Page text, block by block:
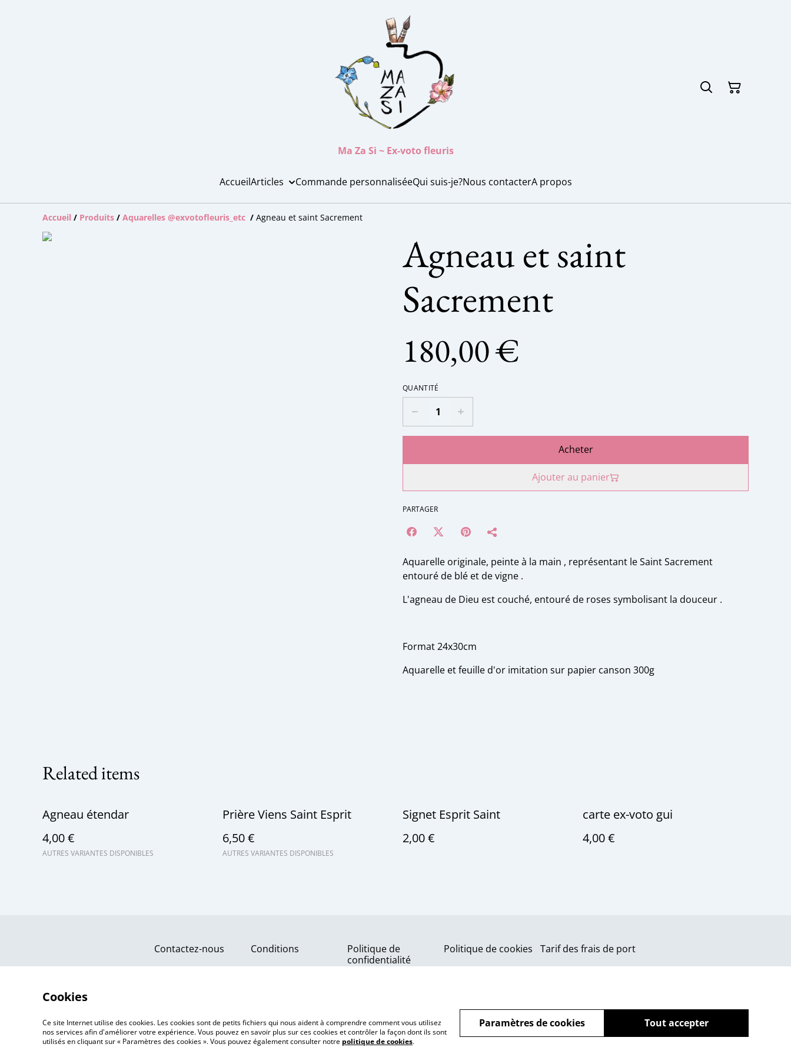
Ma Za Si ~ Ex-voto fleuris
AccueilArticles Commande personnaliséeQui suis-je?Nous contacterA propos
Accueil / Produits / Aquarelles @exvotofleuris_etc / Agneau et saint Sacrement
Agneau et saint
Sacrement
180,00 €
QUANTITÉ
Acheter
Ajouter au panier
PARTAGER
Aquarelle originale, peinte à la main , représentant le Saint Sacrement
entouré de blé et de vigne .
L'agneau de Dieu est couché, entouré de roses symbolisant la douceur .
Format 24x30cm
Aquarelle et feuille d'or imitation sur papier canson 300g
Related items
Agneau étendar
4,00 €
AUTRES VARIANTES DISPONIBLES
Prière Viens Saint Esprit
6,50 €
AUTRES VARIANTES DISPONIBLES
Signet Esprit Saint
2,00 €
carte ex-voto gui
4,00 €
Contactez-nous Conditions
Politique de
confidentialité
Politique de cookies Tarif des frais de port
©2026 Ma Za Si ~ Ex-voto fleuris
Cookies
Ce site Internet utilise des cookies. Les cookies sont de petits fichiers qui nous aident à comprendre comment vous utilisez
nos services afin d'améliorer votre expérience. Vous pouvez en savoir plus sur ces cookies et contrôler la façon dont ils sont
utilisés en cliquant sur « Paramètres des cookies ». Vous pouvez également consulter notre politique de cookies.
Tout accepter
Paramètres de cookies